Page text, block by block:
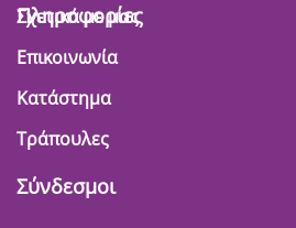
Πληροφορίες
Σχετικά με μας
Επικοινωνία
Κατάστημα
Τράπουλες
Σύνδεσμοι